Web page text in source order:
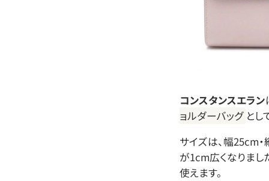
コンスタンスエラン
ョルダーバッグ とし
サイズは、幅25cm
が1cm広くなりまし
使えます。